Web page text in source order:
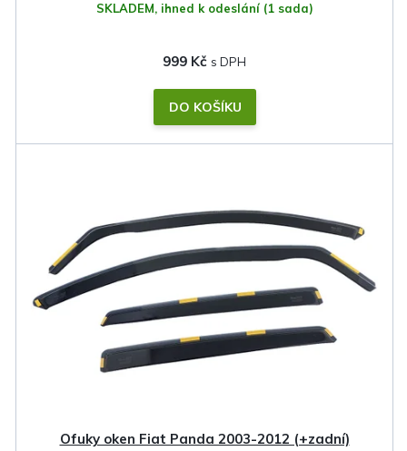
SKLADEM, ihned k odeslání (1 sada)
999 Kč
DO KOŠÍKU
Ofuky oken Fiat Panda 2003-2012 (+zadní)